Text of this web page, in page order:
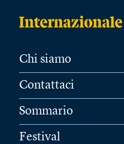
Chi siamo
Contattaci
Sommario
Festival